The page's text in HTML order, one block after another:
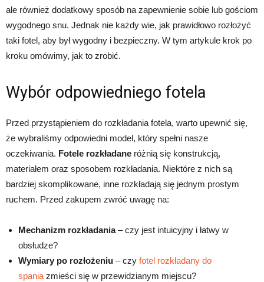
ale również dodatkowy sposób na zapewnienie sobie lub gościom
wygodnego snu. Jednak nie każdy wie, jak prawidłowo rozłożyć
taki fotel, aby był wygodny i bezpieczny. W tym artykule krok po
kroku omówimy, jak to zrobić.
Wybór odpowiedniego fotela
Przed przystąpieniem do rozkładania fotela, warto upewnić się,
że wybraliśmy odpowiedni model, który spełni nasze
oczekiwania. Fotele rozkładane różnią się konstrukcją,
materiałem oraz sposobem rozkładania. Niektóre z nich są
bardziej skomplikowane, inne rozkładają się jednym prostym
ruchem. Przed zakupem zwróć uwagę na:
Mechanizm rozkładania– czy jest intuicyjny i łatwy w
obsłudze?
Wymiary po rozłożeniu – czy fotel rozkładany do
spania zmieści się w przewidzianym miejscu?